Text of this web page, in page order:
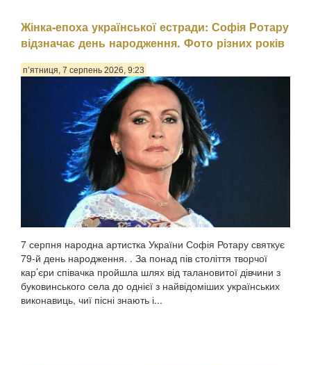
Жінка-епоха української естради: Софія Ротару
відзначає день народження. Фото різних років
п’ятниця, 7 серпень 2026, 9:23
7 серпня народна артистка України Софія Ротару святкує
79-й день народження. . За понад пів століття творчої
кар’єри співачка пройшла шлях від талановитої дівчини з
буковинського села до однієї з найвідоміших українських
виконавиць, чиї пісні знають і...